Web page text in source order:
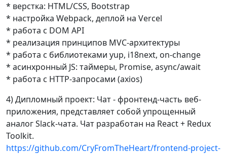
* верстка: HTML/CSS, Bootstrap
* настройка Webpack, деплой на Vercel
* работа с DOM API
* реализация принципов MVC-архитектуры
* работа с библиотеками yup, i18next, on-change
* асинхронный JS: таймеры, Promise, async/await
* работа с HTTP-запросами (axios)
4) Дипломный проект: Чат - фронтенд-часть веб-
приложения, представляет собой упрощенный
аналог Slack-чата. Чат разработан на React + Redux
Toolkit.
https://github.com/CryFromTheHeart/frontend-project-